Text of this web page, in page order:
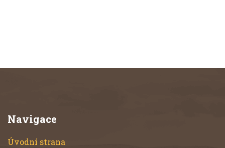
Navigace
Úvodní strana